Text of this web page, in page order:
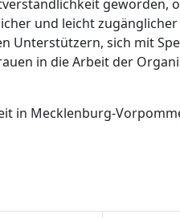
geworden,
und leicht
Unterstützern, sich mit
in die Arbeit der
in Mecklenburg-